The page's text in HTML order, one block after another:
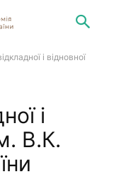
і відновної
і
В.К.